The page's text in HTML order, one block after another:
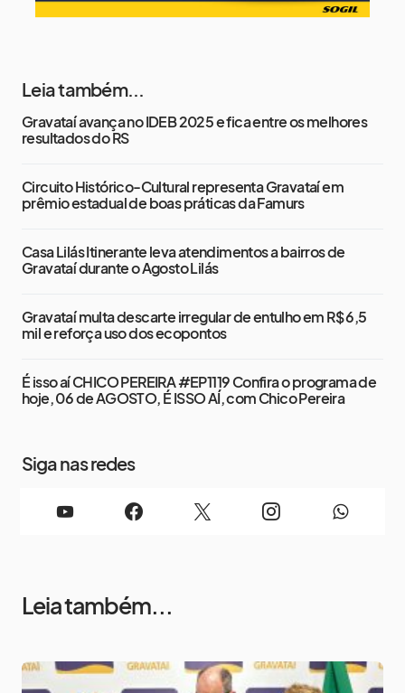
Leia também...
Gravataí avança no IDEB 2025 e fica entre os melhores
resultados do RS
Circuito Histórico-Cultural representa Gravataí em
prêmio estadual de boas práticas da Famurs
Casa Lilás Itinerante leva atendimentos a bairros de
Gravataí durante o Agosto Lilás
Gravataí multa descarte irregular de entulho em R$ 6,5
mil e reforça uso dos ecopontos
É isso aí CHICO PEREIRA #EP1119 Confira o programa de
hoje, 06 de AGOSTO, É ISSO AÍ, com Chico Pereira
Siga nas redes
Leia também...